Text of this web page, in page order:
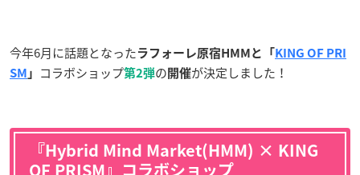
今年6月に話題となった ラフォーレ原宿HMMと「KING OF PRI
SM 」 コラボショップ第2弾の 開催が決定しました！
『Hybrid Mind Market(HMM) × KING
OF PRISM』コラボショップ